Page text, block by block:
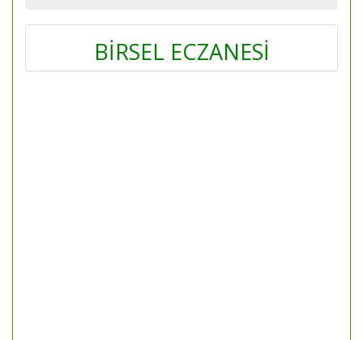
BİRSEL ECZANESİ